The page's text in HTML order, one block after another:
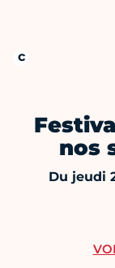
nos
Du jeudi